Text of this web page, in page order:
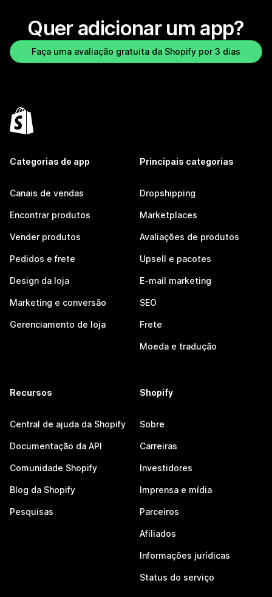
Quer adicionar um app?
Faça uma avaliação gratuita da Shopify por 3 dias
Categorias de app
Canais de vendas
Encontrar produtos
Vender produtos
Pedidos e frete
Design da loja
Marketing e conversão
Gerenciamento de loja
Principais categorias
Dropshipping
Marketplaces
Avaliações de produtos
Upsell e pacotes
E-mail marketing
SEO
Frete
Moeda e tradução
Recursos
Central de ajuda da Shopify
Documentação da API
Comunidade Shopify
Blog da Shopify
Pesquisas
Shopify
Sobre
Carreiras
Investidores
Imprensa e mídia
Parceiros
Afiliados
Informações jurídicas
Status do serviço